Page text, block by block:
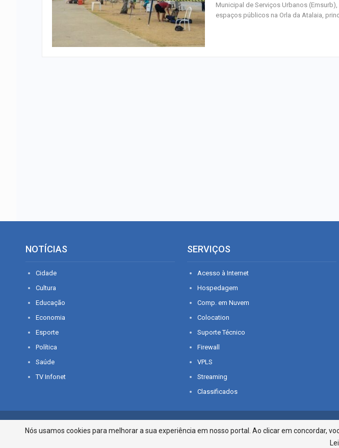
Municipal de Serviços Urbanos
espaços públicos na Orla da Atalaia,
NOTÍCIAS
Cidade
Cultura
Educação
Economia
Esporte
Política
Saúde
TV Infonet
SERVIÇOS
Acesso à Internet
Hospedagem
Comp. em Nuvem
Colocation
Suporte Técnico
Firewall
VPLS
Streaming
Classificados
© 2026 - O que é notícia em Sergipe. Todos os direitos reservados.
Nós usamos cookies para melhorar a sua experiência em nosso portal. Ao clicar em concordar,